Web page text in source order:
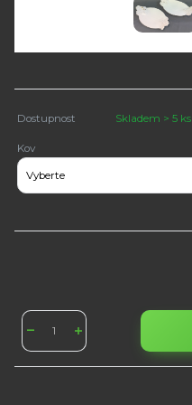
Dostupnost Skladem > 5 ks
Kov